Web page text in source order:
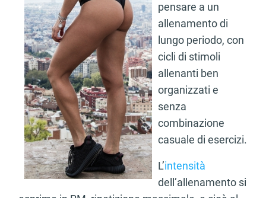
pensare a un
allenamento di
lungo periodo, con
cicli di stimoli
allenanti ben
organizzati e
senza
combinazione
casuale di esercizi.
L’intensità
dell’allenamento si